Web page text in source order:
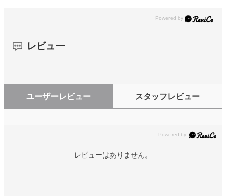
レビュー
ユーザーレビュー スタッフレビュー
レビューはありません。